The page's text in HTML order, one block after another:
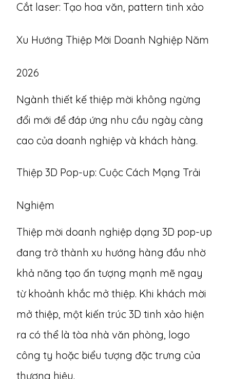
Cắt laser: Tạo hoa văn, pattern tinh xảo
Xu Hướng Thiệp Mời Doanh Nghiệp Năm
2026
Ngành thiết kế thiệp mời không ngừng
đổi mới để đáp ứng nhu cầu ngày càng
cao của doanh nghiệp và khách hàng.
Thiệp 3D Pop-up: Cuộc Cách Mạng Trải
Nghiệm
Thiệp mời doanh nghiệp dạng 3D pop-up
đang trở thành xu hướng hàng đầu nhờ
khả năng tạo ấn tượng mạnh mẽ ngay
từ khoảnh khắc mở thiệp. Khi khách mời
mở thiệp, một kiến trúc 3D tinh xảo hiện
ra có thể là tòa nhà văn phòng, logo
công ty hoặc biểu tượng đặc trưng của
thương hiệu.